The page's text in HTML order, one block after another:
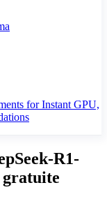
for Instant GPU,
R1-
gratuite